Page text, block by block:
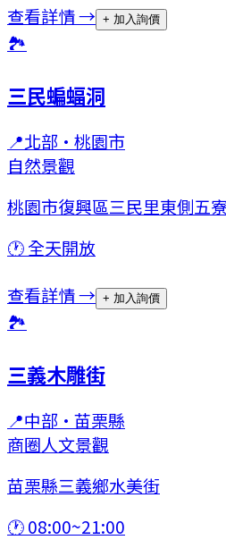
查看詳情 → + 加入詢價
🏞
三民蝙蝠洞
📍北部 · 桃園市
自然景觀
桃園市復興區三民里東側五
🕐全天開放
查看詳情 → + 加入詢價
🏞
三義木雕街
📍中部 · 苗栗縣
商圈人文景觀
苗栗縣三義鄉水美街
🕐08:00~21:00